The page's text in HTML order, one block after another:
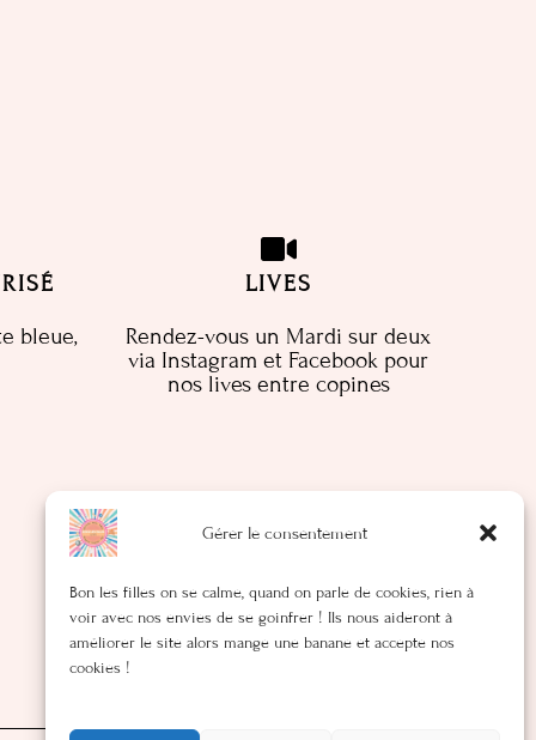
Gérer le consentement
Bon les filles on se calme, quand on parle de cookies, rien à
voir avec nos envies de se goinfrer ! Ils nous aideront à
améliorer le site alors mange une banane et accepte nos
cookies !
bleue,
LIVES
Rendez-vous un Mardi sur deux
via Instagram et Facebook pour
nos lives entre copines